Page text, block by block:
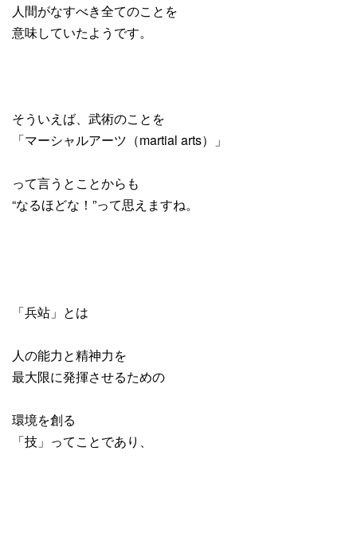
人間がなすべき全てのことを
意味していたようです。
そういえば、武術のことを
「マーシャルアーツ（martial arts）」
って言うとことからも
“なるほどな！”って思えますね。
「兵站」とは
人の能力と精神力を
最大限に発揮させるための
環境を創る
「技」ってことであり、